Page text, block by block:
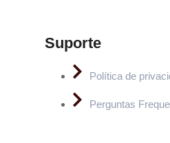
Suporte
Política de
Perguntas